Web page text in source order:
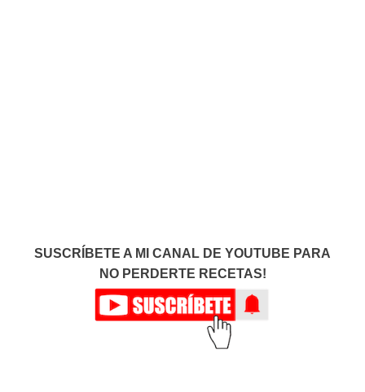
SUSCRÍBETE A MI CANAL DE YOUTUBE PARA
NO PERDERTE RECETAS!